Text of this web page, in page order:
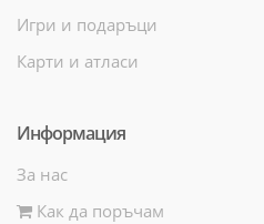
Игри и подаръци
Карти и атласи
Информация
За нас
Как да поръчам